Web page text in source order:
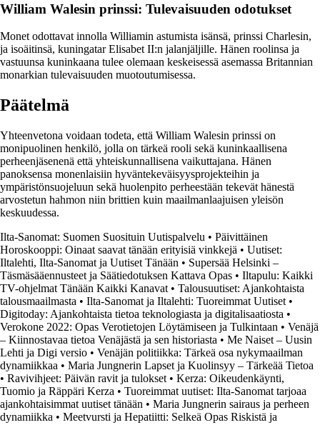
William Walesin prinssi: Tulevaisuuden odotukset
Monet odottavat innolla Williamin astumista isänsä, prinssi Charlesin,
ja isoäitinsä, kuningatar Elisabet II:n jalanjäljille. Hänen roolinsa ja
vastuunsa kuninkaana tulee olemaan keskeisessä asemassa Britannian
monarkian tulevaisuuden muotoutumisessa.
Päätelmä
Yhteenvetona voidaan todeta, että William Walesin prinssi on
monipuolinen henkilö, jolla on tärkeä rooli sekä kuninkaallisena
perheenjäsenenä että yhteiskunnallisena vaikuttajana. Hänen
panoksensa monenlaisiin hyväntekeväisyysprojekteihin ja
ympäristönsuojeluun sekä huolenpito perheestään tekevät hänestä
arvostetun hahmon niin brittien kuin maailmanlaajuisen yleisön
keskuudessa.
Ilta-Sanomat: Suomen Suosituin Uutispalvelu • Päivittäinen
Horoskooppi: Oinaat saavat tänään erityisiä vinkkejä • Uutiset:
Iltalehti, Ilta-Sanomat ja Uutiset Tänään • Supersää Helsinki –
Täsmäsääennusteet ja Säätiedotuksen Kattava Opas • Iltapulu: Kaikki
TV-ohjelmat Tänään Kaikki Kanavat • Talousuutiset: Ajankohtaista
talousmaailmasta • Ilta-Sanomat ja Iltalehti: Tuoreimmat Uutiset •
Digitoday: Ajankohtaista tietoa teknologiasta ja digitalisaatiosta •
Verokone 2022: Opas Verotietojen Löytämiseen ja Tulkintaan • Venäjä
– Kiinnostavaa tietoa Venäjästä ja sen historiasta • Me Naiset – Uusin
Lehti ja Digi versio • Venäjän politiikka: Tärkeä osa nykymaailman
dynamiikkaa • Maria Jungnerin Lapset ja Kuolinsyy – Tärkeää Tietoa
• Ravivihjeet: Päivän ravit ja tulokset • Kerza: Oikeudenkäynti,
Tuomio ja Räppäri Kerza • Tuoreimmat uutiset: Ilta-Sanomat tarjoaa
ajankohtaisimmat uutiset tänään • Maria Jungnerin sairaus ja perheen
dynamiikka • Meetvursti ja Hepatiitti: Selkeä Opas Riskistä ja